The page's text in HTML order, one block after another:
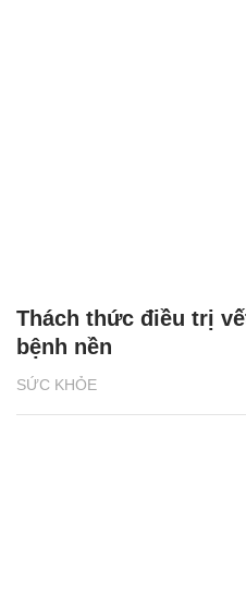
SỨC KHỎE
Thách thức điều trị
bệnh nền